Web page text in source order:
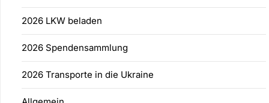
2026 LKW beladen
2026 Spendensammlung
2026 Transporte in die Ukraine